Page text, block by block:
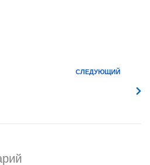
СЛЕДУЮЩИЙ